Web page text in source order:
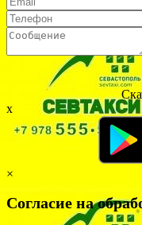
х
×
Согласие на